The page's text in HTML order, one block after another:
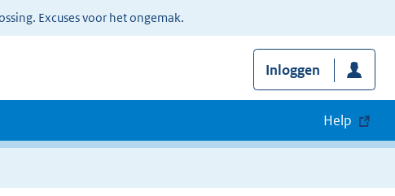
Excuses voor het ongemak.
Inloggen
Help